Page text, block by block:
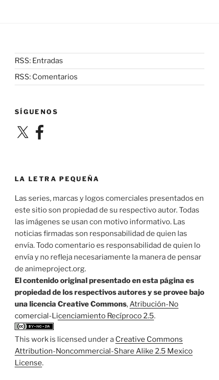
RSS: Entradas
RSS: Comentarios
SÍGUENOS
X Facebook
LA LETRA PEQUEÑA
Las series, marcas y logos comerciales presentados en
este sitio son propiedad de su respectivo autor. Todas
las imágenes se usan con motivo informativo. Las
noticias firmadas son responsabilidad de quien las
envía. Todo comentario es responsabilidad de quien lo
envía y no refleja necesariamente la manera de pensar
de animeproject.org.
El contenido original presentado en esta página es
propiedad de los respectivos autores y se provee bajo
una licencia Creative Commons,Atribución-No
comercial-Licenciamiento Recíproco 2.5.
This work is licensed under a Creative Commons
Attribution-Noncommercial-Share Alike 2.5 Mexico
License.